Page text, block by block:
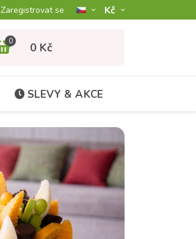
Zaregistrovat se Kč­
0 0 Kč
SLEVY & AKCE